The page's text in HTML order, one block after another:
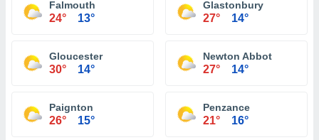
Falmouth
24° 13°
Glastonbury
27° 14°
Gloucester
30° 14°
Newton Abbot
27° 14°
Paignton
26° 15°
Penzance
21° 16°